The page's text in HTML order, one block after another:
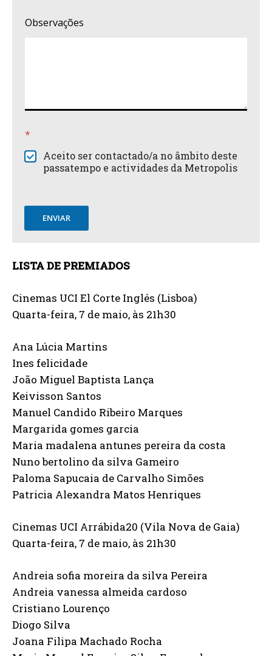
Observações
*
Aceito ser contactado/a no âmbito deste
passatempo e actividades da Metropolis
ENVIAR
LISTA DE PREMIADOS
Cinemas UCI El Corte Inglés (Lisboa)
Quarta-feira, 7 de maio, às 21h30
Ana Lúcia Martins
Ines felicidade
João Miguel Baptista Lança
Keivisson Santos
Manuel Candido Ribeiro Marques
Margarida gomes garcia
Maria madalena antunes pereira da costa
Nuno bertolino da silva Gameiro
Paloma Sapucaia de Carvalho Simões
Patricia Alexandra Matos Henriques
Cinemas UCI Arrábida20 (Vila Nova de Gaia)
Quarta-feira, 7 de maio, às 21h30
Andreia sofia moreira da silva Pereira
Andreia vanessa almeida cardoso
Cristiano Lourenço
Diogo Silva
Joana Filipa Machado Rocha